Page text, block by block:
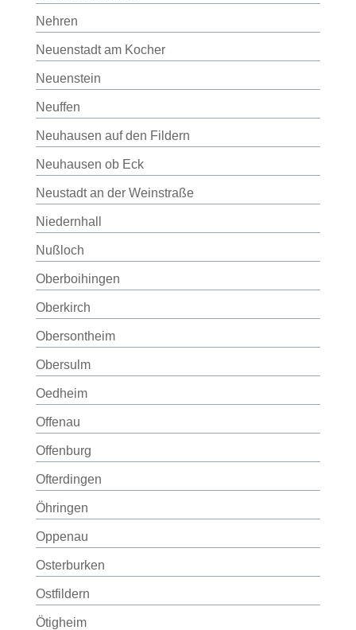
Nehren
Neuenstadt am Kocher
Neuenstein
Neuffen
Neuhausen auf den Fildern
Neuhausen ob Eck
Neustadt an der Weinstraße
Niedernhall
Nußloch
Oberboihingen
Oberkirch
Obersontheim
Obersulm
Oedheim
Offenau
Offenburg
Ofterdingen
Öhringen
Oppenau
Osterburken
Ostfildern
Ötigheim